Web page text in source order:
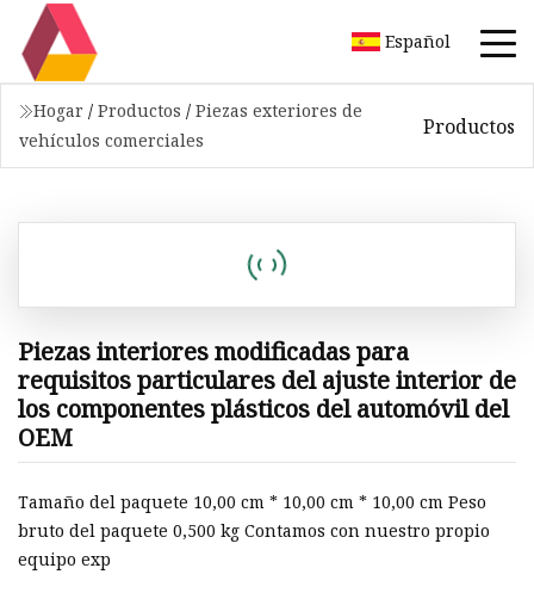
Español
Hogar / Productos / Piezas exteriores de
vehículos comerciales
Productos
Piezas interiores modificadas para
requisitos particulares del ajuste interior de
los componentes plásticos del automóvil del
OEM
Tamaño del paquete 10,00 cm * 10,00 cm * 10,00 cm Peso
bruto del paquete 0,500 kg Contamos con nuestro propio
equipo exp